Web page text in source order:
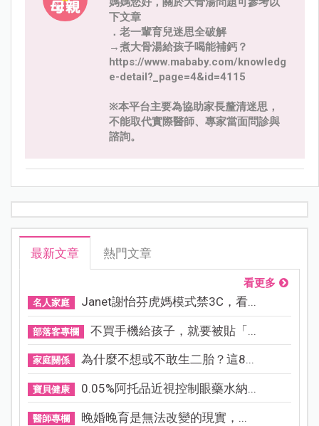
下文章
．老一輩育兒迷思全破解
→煮大骨湯給孩子喝能補鈣？
https://www.mababy.com/knowledg
e-detail?_page=4&id=4115
※本平台主要為協助家長釐清迷思，
不能取代實際醫師、專家當面問診與
諮詢。
最新文章 熱門文章
看更多
名人家庭 Janet謝怡芬虎媽模式禁3C，看...
部落客專欄 不買手機給孩子，就要被貼「...
家庭關係 為什麼不想或不敢生二胎？這8...
寶貝健康 0.05%阿托品近視控制眼藥水納...
醫師專欄 晚婚晚育是無法改變的現實，...